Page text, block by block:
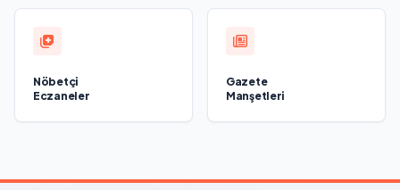
Nöbetçi
Eczaneler
Gazete
Manşetleri